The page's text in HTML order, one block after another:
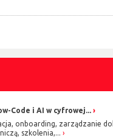
Code i AI w cyfrowej...
onboarding, zarządzanie
szkolenia,...